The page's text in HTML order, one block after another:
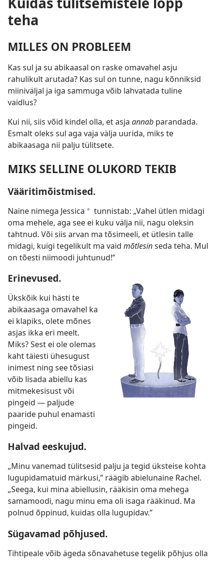
teha
MILLES ON PROBLEEM
Kas sul ja su abikaasal on raske omavahel asju
rahulikult arutada? Kas sul on tunne, nagu kõnniksid
miiniväljal ja iga sammuga võib lahvatada tuline
vaidlus?
Kui nii, siis võid kindel olla, et asja annab parandada.
Esmalt oleks sul aga vaja välja uurida, miks te
abikaasaga nii palju tülitsete.
MIKS SELLINE OLUKORD TEKIB
Vääritimõistmised.
Naine nimega Jessica * tunnistab: „Vahel ütlen midagi
oma mehele, aga see ei kuku välja nii, nagu oleksin
tahtnud. Või siis arvan ma tõsimeeli, et ütlesin talle
midagi, kuigi tegelikult ma vaid mõtlesinseda teha. Mul
on tõesti niimoodi juhtunud!”
Erinevused.
Ükskõik kui hästi te
abikaasaga omavahel ka
ei klapiks, olete mõnes
asjas ikka eri meelt.
Miks? Sest ei ole olemas
kaht täiesti ühesugust
inimest ning see tõsiasi
võib lisada abiellu kas
mitmekesisust või
pingeid — paljude
paaride puhul enamasti
pingeid.
Halvad eeskujud.
„Minu vanemad tülitsesid palju ja tegid üksteise kohta
lugupidamatuid märkusi,” räägib abielunaine Rachel.
„Seega, kui mina abiellusin, rääkisin oma mehega
samamoodi, nagu minu ema oli isaga rääkinud. Ma
polnud õppinud, kuidas olla lugupidav.”
Sügavamad põhjused.
Tihtipeale võib ägeda sõnavahetuse tegelik põhjus olla